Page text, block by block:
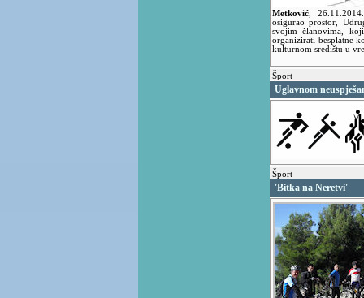
Metković ,
osigurao prostor,
svojim članovima,
organizirati besplatne
kulturnom središtu u
Šport
Uglavnom
Šport
'Bitka na Neretvi'